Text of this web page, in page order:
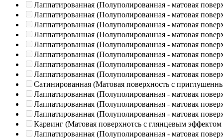
Лаппатированная (Полуполированная - матовая
Лаппатированная (Полуполированная - матовая
Лаппатированная (Полуполированная - матовая
Лаппатированная (Полуполированная - матовая
Лаппатированная (Полуполированная - матовая
Лаппатированная (Полуполированная - матовая
Лаппатированная (Полуполированная - матовая
Лаппатированная (Полуполированная - матовая
Сатинированная (Матовая поверхность с
Лаппатированная (Полуполированная - матовая
Лаппатированная (Полуполированная - матовая
Лаппатированная (Полуполированная - матовая
Карвинг (Матовая поверхнотсь с глянцевым эффектом
Лаппатированная (Полуполированная - матовая